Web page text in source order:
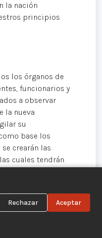
Rechazar Aceptar
la nación
principios
los órganos de
funcionarios y
a observar
la nueva
su
base los
crearán las
cuales tendrán
en la nueva